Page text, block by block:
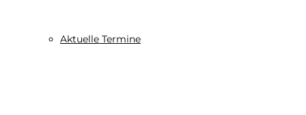
Aktuelle Termine